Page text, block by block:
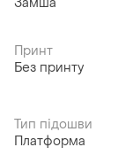
Принт
Без принту
Тип підошви
Платформа